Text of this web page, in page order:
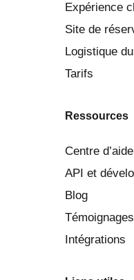
Expérience
Site de
Logistique
Tarifs
Ressources
Centre d’aide
API et
Blog
Intégrations